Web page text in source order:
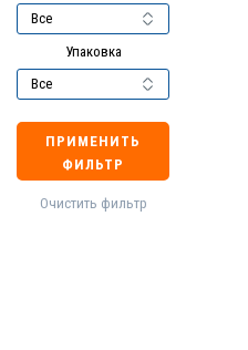
Упаковка
ПРИМЕНИТЬ
ФИЛЬТР
Очистить фильтр